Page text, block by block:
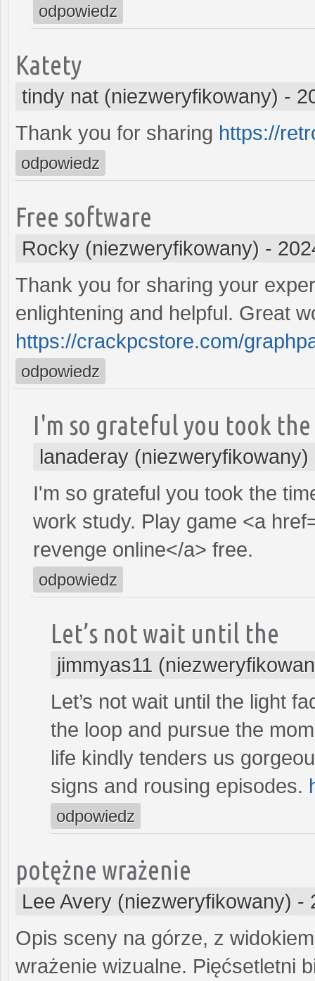
odpowiedz
Katety
tindy nat (niezweryfikowany) -
Thank you for sharing https://
odpowiedz
Free software
Rocky (niezweryfikowany) -
Thank you for sharing your
enlightening and helpful. Great
https://crackpcstore.com/
odpowiedz
I'm so grateful you took the
lanaderay (niezweryfikowany)
I'm so grateful you took the
work study. Play game <a
revenge online</a> free.
odpowiedz
Let’s not wait until the
jimmyas11
Let’s not wait until the light
the loop and pursue the
life kindly tenders us
signs and rousing episodes.
odpowiedz
potężne wrażenie
Lee Avery (niezweryfikowany) -
Opis sceny na górze, z
wrażenie wizualne. Pięćsetletni